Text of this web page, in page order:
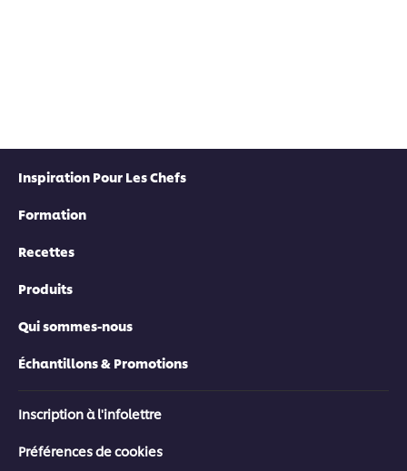
Inspiration Pour Les Chefs
Formation
Recettes
Produits
Qui sommes-nous
Échantillons & Promotions
Inscription à l'infolettre
Préférences de cookies